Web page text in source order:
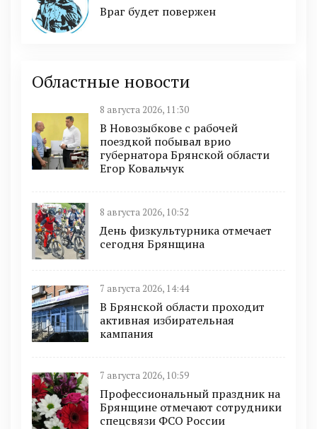
Враг будет повержен
Областные новости
8 августа 2026, 11:30
В Новозыбкове с рабочей
поездкой побывал врио
губернатора Брянской области
Егор Ковальчук
8 августа 2026, 10:52
День физкультурника отмечает
сегодня Брянщина
7 августа 2026, 14:44
В Брянской области проходит
активная избирательная
кампания
7 августа 2026, 10:59
Профессиональный праздник на
Брянщине отмечают сотрудники
спецсвязи ФСО России